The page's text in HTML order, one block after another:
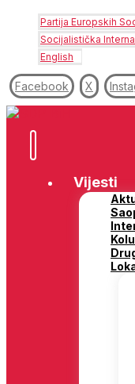
Partija Europskih
Socijalistička
English
Facebook X
Vijesti